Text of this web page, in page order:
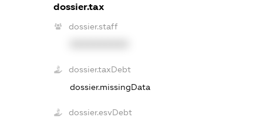
dossier.tax
dossier.staff
dossier.taxDebt
dossier.missingData
dossier.esvDebt